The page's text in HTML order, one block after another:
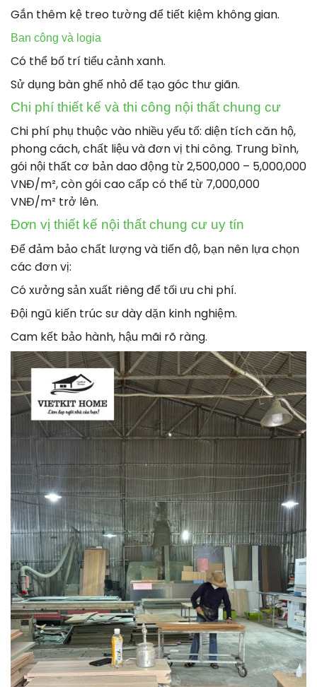
Gắn thêm kệ treo tường để tiết kiệm không gian.
Ban công và logia
Có thể bố trí tiểu cảnh xanh.
Sử dụng bàn ghế nhỏ để tạo góc thư giãn.
Chi phí thiết kế và thi công nội thất chung cư
Chi phí phụ thuộc vào nhiều yếu tố: diện tích căn hộ,
phong cách, chất liệu và đơn vị thi công. Trung bình,
gói nội thất cơ bản dao động từ 2,500,000 – 5,000,000
VNĐ/m², còn gói cao cấp có thể từ 7,000,000
VNĐ/m² trở lên.
Đơn vị thiết kế nội thất chung cư uy tín
Để đảm bảo chất lượng và tiến độ, bạn nên lựa chọn
các đơn vị:
Có xưởng sản xuất riêng để tối ưu chi phí.
Đội ngũ kiến trúc sư dày dặn kinh nghiệm.
Cam kết bảo hành, hậu mãi rõ ràng.